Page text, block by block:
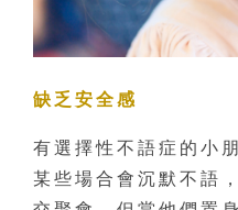
缺乏安全感
有選擇性不語症的小
某些場合會沉默不語